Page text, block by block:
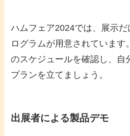
ハムフェア2024では、展示
ログラムが用意されています
のスケジュールを確認し、自
プランを立てましょう。
出展者による製品デモ